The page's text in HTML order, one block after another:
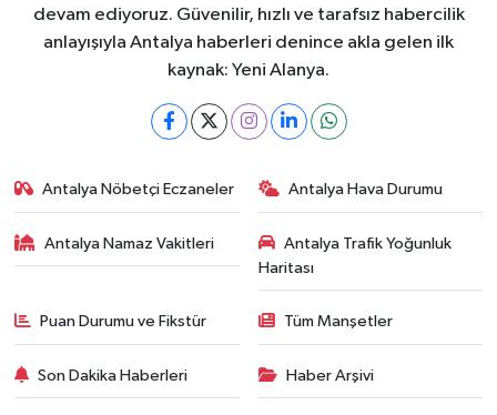
devam ediyoruz. Güvenilir, hızlı ve tarafsız habercilik
anlayışıyla Antalya haberleri denince akla gelen ilk
kaynak: Yeni Alanya.
Antalya Nöbetçi Eczaneler Antalya Hava Durumu
Antalya Namaz Vakitleri
Antalya Trafik Yoğunluk
Haritası
Puan Durumu ve Fikstür Tüm Manşetler
Son Dakika Haberleri Haber Arşivi